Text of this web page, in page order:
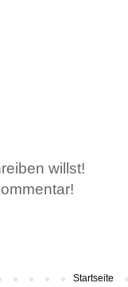
willst!
Startseite